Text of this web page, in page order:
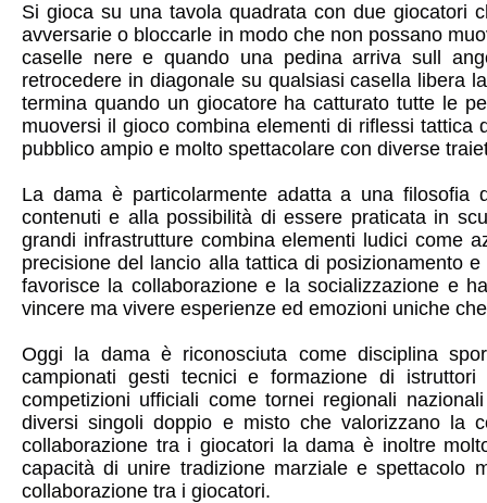
Si gioca su una tavola quadrata con due giocatori
avversarie o bloccarle in modo che non possano
caselle nere e quando una pedina arriva sull
retrocedere in diagonale su qualsiasi casella libera
termina quando un giocatore ha catturato tutte le
muoversi il gioco combina elementi di riflessi
pubblico ampio e molto spettacolare con diverse
La dama è particolarmente adatta a una
contenuti e alla possibilità di essere praticata in
grandi infrastrutture combina elementi ludici come
precisione del lancio alla tattica di posizionamento
favorisce la collaborazione e la socializzazione e
vincere ma vivere esperienze ed emozioni uniche
Oggi la dama è riconosciuta come disciplina
campionati gesti tecnici e formazione di
competizioni ufficiali come tornei regionali
diversi singoli doppio e misto che valorizzano la
collaborazione tra i giocatori la dama è inoltre
capacità di unire tradizione marziale e
collaborazione tra i giocatori.